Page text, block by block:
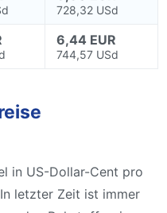
728,32 USd
6,44 EUR
744,57 USd
in US-Dollar-Cent pro
letzter Zeit ist immer